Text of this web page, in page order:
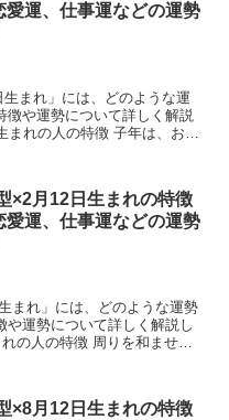
愛運、仕事運などの運勢
まれ」には、どのような運
や運勢について詳しく解説
れの人の特徴 子年は、おし
×2月12日生まれの特徴
愛運、仕事運などの運勢
まれ」には、どのような運勢
運勢について詳しく解説し
の人の特徴 周りを和ませる
×8月12日生まれの特徴